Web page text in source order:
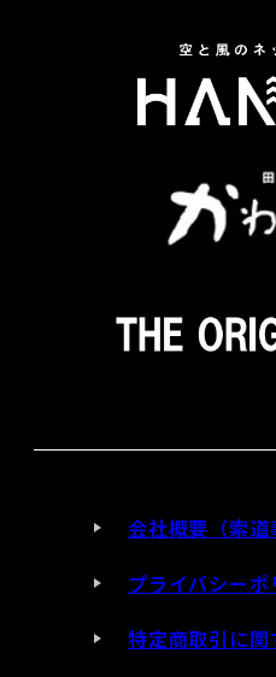
会社概要（索道
プライバシーポ
特定商取引に関